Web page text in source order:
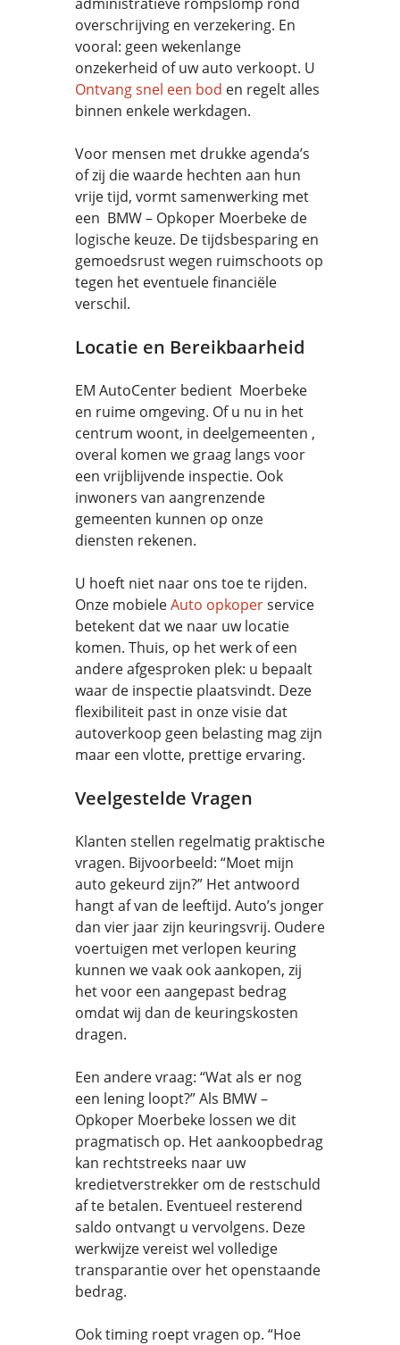
overschrijving en verzekering. En
vooral: geen wekenlange
onzekerheid of uw auto verkoopt. U
Ontvang snel een bod en regelt alles
binnen enkele werkdagen.
Voor mensen met drukke agenda’s
of zij die waarde hechten aan hun
vrije tijd, vormt samenwerking met
een BMW – Opkoper Moerbeke de
logische keuze. De tijdsbesparing en
gemoedsrust wegen ruimschoots op
tegen het eventuele financiële
verschil.
Locatie en Bereikbaarheid
EM AutoCenter bedient Moerbeke
en ruime omgeving. Of u nu in het
centrum woont, in deelgemeenten ,
overal komen we graag langs voor
een vrijblijvende inspectie. Ook
inwoners van aangrenzende
gemeenten kunnen op onze
diensten rekenen.
U hoeft niet naar ons toe te rijden.
Onze mobieleAuto opkoperservice
betekent dat we naar uw locatie
komen. Thuis, op het werk of een
andere afgesproken plek: u bepaalt
waar de inspectie plaatsvindt. Deze
flexibiliteit past in onze visie dat
autoverkoop geen belasting mag zijn
maar een vlotte, prettige ervaring.
Veelgestelde Vragen
Klanten stellen regelmatig praktische
vragen. Bijvoorbeeld: “Moet mijn
auto gekeurd zijn?” Het antwoord
hangt af van de leeftijd. Auto’s jonger
dan vier jaar zijn keuringsvrij. Oudere
voertuigen met verlopen keuring
kunnen we vaak ook aankopen, zij
het voor een aangepast bedrag
omdat wij dan de keuringskosten
dragen.
Een andere vraag: “Wat als er nog
een lening loopt?” Als BMW –
Opkoper Moerbeke lossen we dit
pragmatisch op. Het aankoopbedrag
kan rechtstreeks naar uw
kredietverstrekker om de restschuld
af te betalen. Eventueel resterend
saldo ontvangt u vervolgens. Deze
werkwijze vereist wel volledige
transparantie over het openstaande
bedrag.
Ook timing roept vragen op. “Hoe